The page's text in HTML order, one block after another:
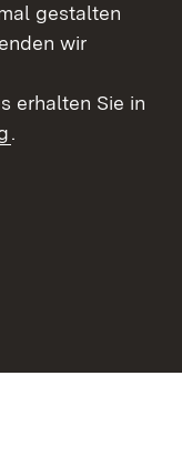
gestalten
wir
erhalten Sie in
.